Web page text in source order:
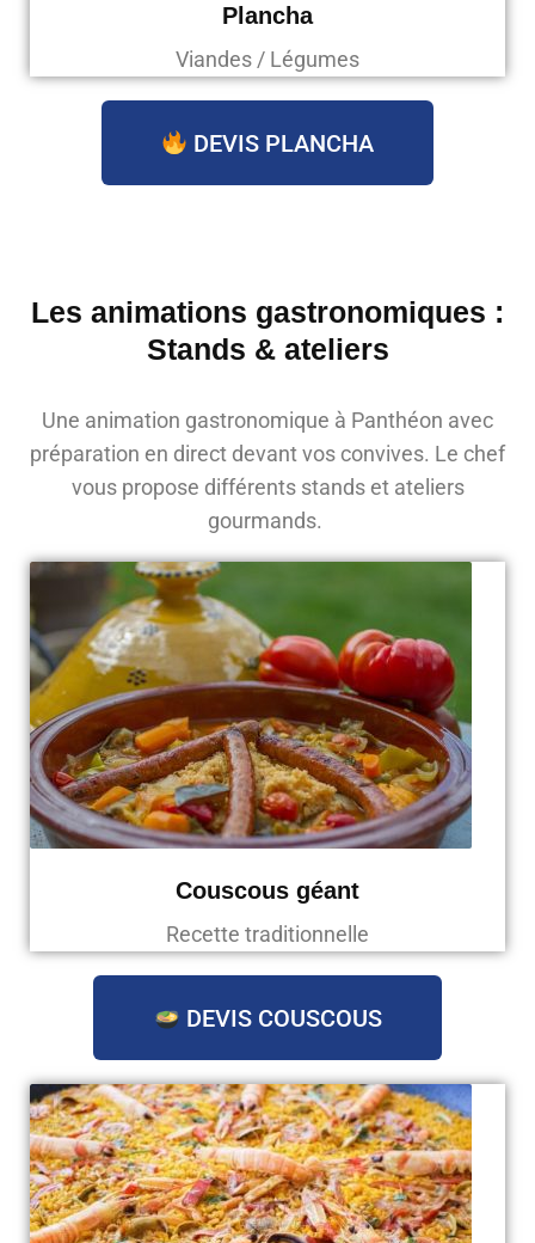
Plancha
Viandes / Légumes
DEVIS PLANCHA
Les animations gastronomiques :
Stands & ateliers
Une animation gastronomique à Panthéon avec
préparation en direct devant vos convives. Le chef
vous propose différents stands et ateliers
gourmands.
Couscous géant
Recette traditionnelle
DEVIS COUSCOUS